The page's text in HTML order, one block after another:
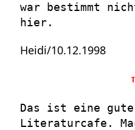
war bestimmt
hier.
Heidi/10.12.1998
Das ist eine gute
Literaturcafe.